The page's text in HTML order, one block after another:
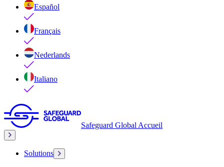
Español
Français
Nederlands
Italiano
Safeguard Global Accueil
Solutions